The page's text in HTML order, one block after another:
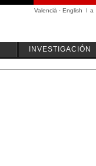
Valencià · English I a
INVESTIGACIÓN